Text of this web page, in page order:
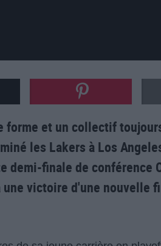
forme et un collectif
les Lakers à Los
demi-finale de conférence
victoire d'une nouvelle